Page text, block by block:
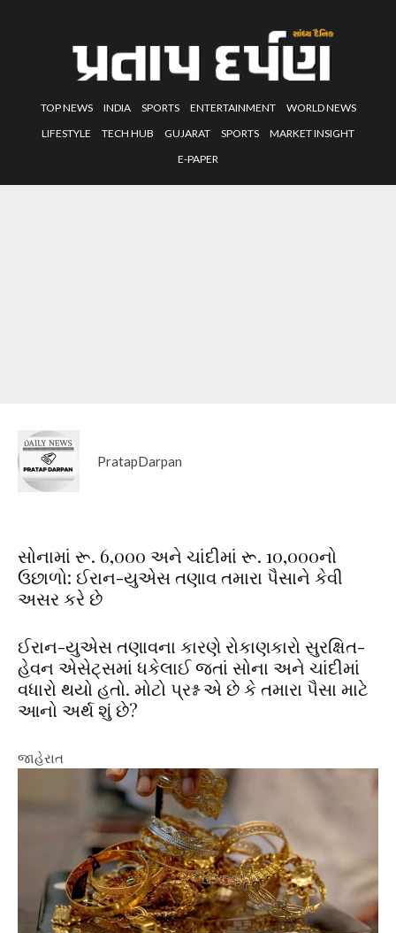
TOP NEWS INDIA SPORTS ENTERTAINMENT
WORLD NEWS
LIFESTYLE
TECH HUB GUJARAT SPORTS
MARKET INSIGHT
E-PAPER
PratapDarpan
સોનામાં રૂ. 6,000 અને ચાંદીમાં રૂ. 10,000નો
ઉછાળો: ઈરાન-યુએસ તણાવ તમારા પૈસાને કેવી
અસર કરે છે
ઈરાન-યુએસ તણાવના કારણે રોકાણકારો સુરક્ષિત-
હેવન એસેટ્સમાં ધકેલાઈ જતાં સોના અને ચાંદીમાં
વધારો થયો હતો. મોટો પ્રશ્ન એ છે કે તમારા પૈસા માટે
આનો અર્થ શું છે?
જાહેરાત